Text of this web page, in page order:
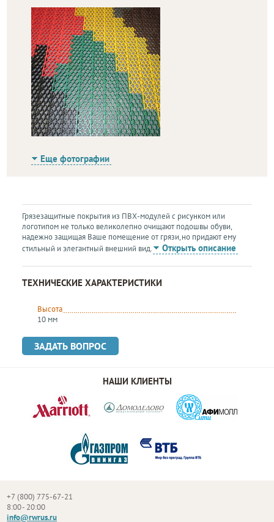
Еще фотографии
Грязезащитные покрытия из ПВХ-модулей с рисунком или
логотипом не только великолепно очищают подошвы обуви,
надежно защищая Ваше помещение от грязи, но придают ему
стильный и элегантный внешний вид.
Открыть описание
ТЕХНИЧЕСКИЕ ХАРАКТЕРИСТИКИ
Высота
10 мм
ЗАДАТЬ ВОПРОС
НАШИ КЛИЕНТЫ
+7 (800) 775-67-21
8:00 - 20:00
info@rwrus.ru